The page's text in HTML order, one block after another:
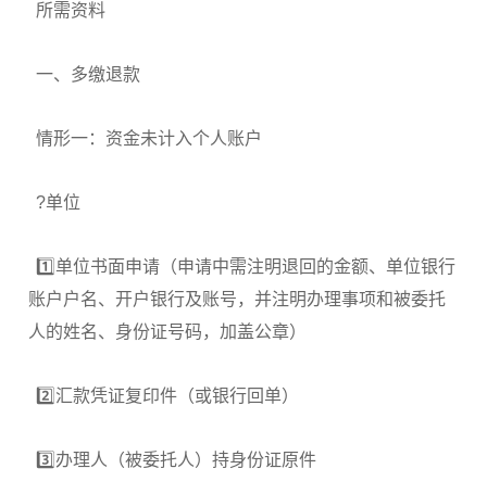
所需资料
一、多缴退款
情形一：资金未计入个人账户
?单位
1️⃣单位书面申请（申请中需注明退回的金额、单位银行
账户户名、开户银行及账号，并注明办理事项和被委托
人的姓名、身份证号码，加盖公章）
2️⃣汇款凭证复印件（或银行回单）
3️⃣办理人（被委托人）持身份证原件